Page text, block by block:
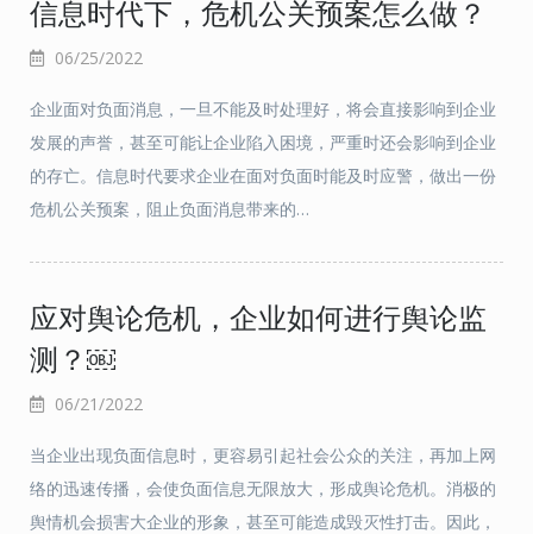
信息时代下，危机公关预案怎么做？
06/25/2022
企业面对负面消息，一旦不能及时处理好，将会直接影响到企业
发展的声誉，甚至可能让企业陷入困境，严重时还会影响到企业
的存亡。信息时代要求企业在面对负面时能及时应警，做出一份
危机公关预案，阻止负面消息带来的…
应对舆论危机，企业如何进行舆论监
测？￼
06/21/2022
当企业出现负面信息时，更容易引起社会公众的关注，再加上网
络的迅速传播，会使负面信息无限放大，形成舆论危机。消极的
舆情机会损害大企业的形象，甚至可能造成毁灭性打击。因此，